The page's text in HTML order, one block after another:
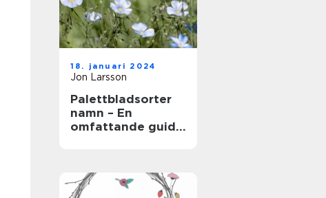
18. januari 2024
Jon Larsson
Palettbladsorter
namn – En
omfattande guide